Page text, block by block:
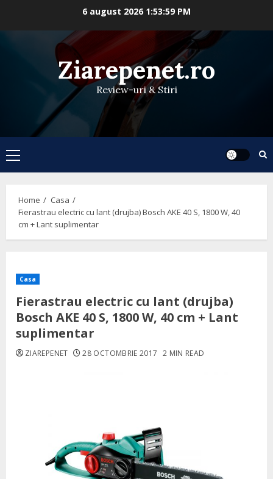
6 august 2026 1:53:59 PM
Ziarepenet.ro
Review-uri & Stiri
Primary
Menu
Home
Casa
Fierastrau electric cu lant (drujba) Bosch AKE 40 S, 1800 W, 40
cm + Lant suplimentar
Casa
Fierastrau electric cu lant (drujba)
Bosch AKE 40 S, 1800 W, 40 cm + Lant
suplimentar
ZIAREPENET 28 OCTOMBRIE 2017 2 MIN READ